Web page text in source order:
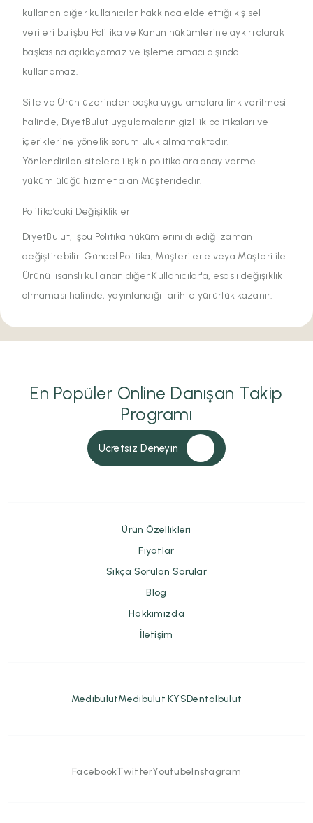
kullanan diğer kullanıcılar hakkında elde ettiği kişisel
verileri bu işbu Politika ve Kanun hükümlerine aykırı olarak
başkasına açıklayamaz ve işleme amacı dışında
kullanamaz.
Site ve Ürün üzerinden başka uygulamalara link verilmesi
halinde, DiyetBulut uygulamaların gizlilik politikaları ve
içeriklerine yönelik sorumluluk almamaktadır.
Yönlendirilen sitelere ilişkin politikalara onay verme
yükümlülüğü hizmet alan Müşteridedir.
Politika’daki Değişiklikler
DiyetBulut, işbu Politika hükümlerini dilediği zaman
değiştirebilir. Güncel Politika, Müşteriler'e veya Müşteri ile
Ürünü lisanslı kullanan diğer Kullanıcılar'a, esaslı değişiklik
olmaması halinde, yayınlandığı tarihte yürürlük kazanır.
En Popüler Online Danışan Takip
Programı
Ücretsiz Deneyin
Ürün Özellikleri
Fiyatlar
Sıkça Sorulan Sorular
Blog
Hakkımızda
İletişim
MedibulutMedibulut KYSDentalbulut
FacebookTwitterYoutubeInstagram